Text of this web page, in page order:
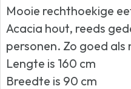
Mooie rechthoekige
Acacia hout, reeds
personen. Zo goed als
Lengte is 160 cm
Breedte is 90 cm